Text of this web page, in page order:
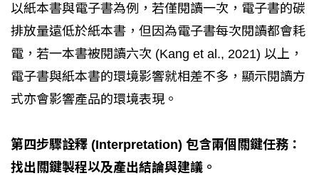
以紙本書與電子書為例，若僅閱讀一次，電子書的碳
排放量遠低於紙本書，但因為電子書每次閱讀都會耗
電，若一本書被閱讀六次 (Kang et al., 2021) 以上，
電子書與紙本書的環境影響就相差不多，顯示閱讀方
式亦會影響產品的環境表現。
第四步驟詮釋 (Interpretation) 包含兩個關鍵任務：
找出關鍵製程以及產出結論與建議。